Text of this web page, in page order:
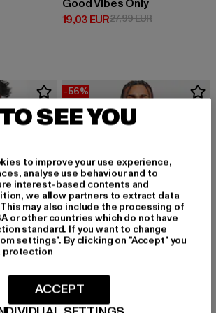
EUR 24,99 EUR
Good Vibes Only
19,03 EUR
Derzeitiger Preis: 19,03 EUR
27,99 EURAktionspreis:
-56%
MISTER TEE
SEE YOU
to improve your use experience,
analyse use behaviour and to
interest-based contents and
we allow partners to extract data
may also include the processing of
or other countries which do not have
standard. If you want to change
settings". By clicking on "Accept" you
protection
ACCEPT